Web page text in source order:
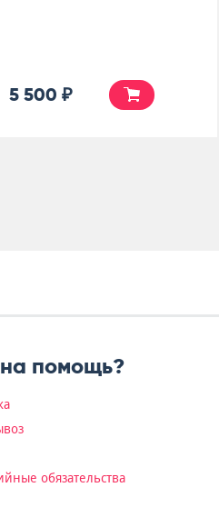
5 500 ₽
помощь?
обязательства